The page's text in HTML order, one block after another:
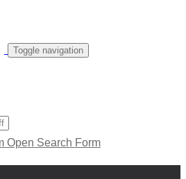
Toggle navigation
Open Search Form